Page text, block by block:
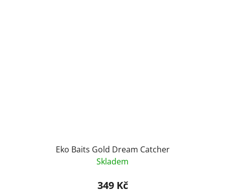
Eko Baits Gold Dream Catcher
Skladem
349 Kč